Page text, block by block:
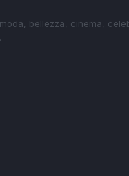
bellezza, cinema,